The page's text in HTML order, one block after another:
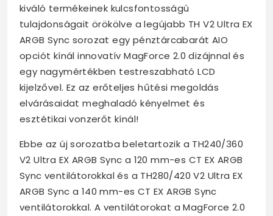
kiváló termékeinek kulcsfontosságú
tulajdonságait örökölve a legújabb TH V2 Ultra EX
ARGB Sync sorozat egy pénztárcabarát AIO
opciót kínál innovatív MagForce 2.0 dizájnnal és
egy nagymértékben testreszabható LCD
kijelzővel. Ez az erőteljes hűtési megoldás
elvárásaidat meghaladó kényelmet és
esztétikai vonzerőt kínál!
Ebbe az új sorozatba beletartozik a TH240/360
V2 Ultra EX ARGB Sync a 120 mm-es CT EX ARGB
Sync ventilátorokkal és a TH280/420 V2 Ultra EX
ARGB Sync a 140 mm-es CT EX ARGB Sync
ventilátorokkal. A ventilátorokat a MagForce 2.0